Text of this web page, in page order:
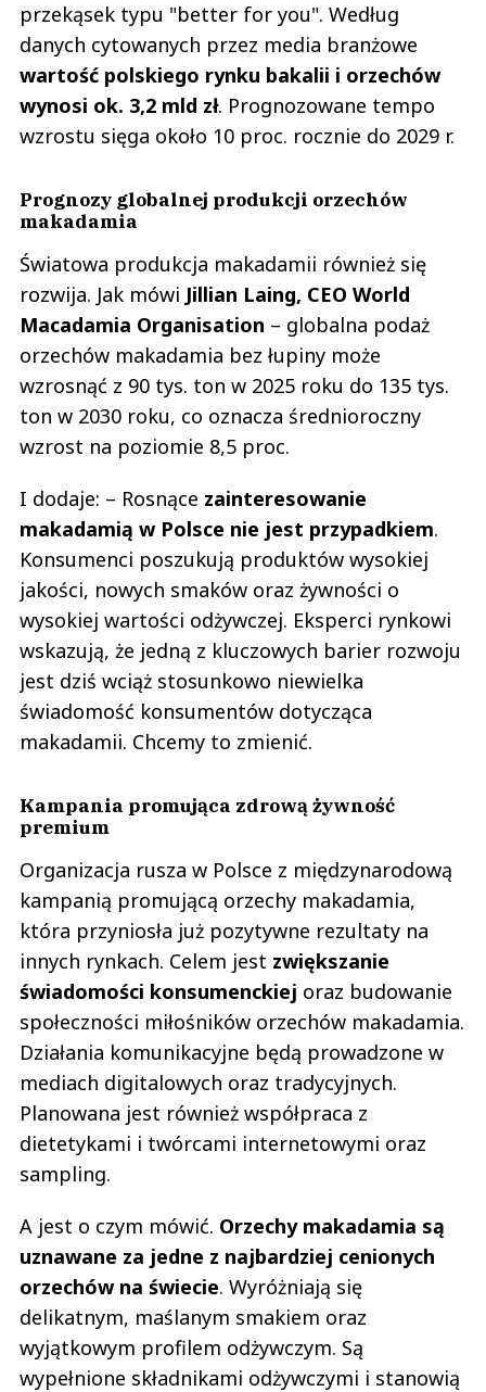
przekąsek typu "better for you". Według
danych cytowanych przez media branżowe
wartość polskiego rynku bakalii i orzechów
wynosi ok. 3,2 mld zł. Prognozowane tempo
wzrostu sięga około 10 proc. rocznie do 2029 r.
Prognozy globalnej produkcji orzechów
makadamia
Światowa produkcja makadamii również się
rozwija. Jak mówi Jillian Laing, CEO World
Macadamia Organisation – globalna podaż
orzechów makadamia bez łupiny może
wzrosnąć z 90 tys. ton w 2025 roku do 135 tys.
ton w 2030 roku, co oznacza średnioroczny
wzrost na poziomie 8,5 proc.
I dodaje: – Rosnące zainteresowanie
makadamią w Polsce nie jest przypadkiem.
Konsumenci poszukują produktów wysokiej
jakości, nowych smaków oraz żywności o
wysokiej wartości odżywczej. Eksperci rynkowi
wskazują, że jedną z kluczowych barier rozwoju
jest dziś wciąż stosunkowo niewielka
świadomość konsumentów dotycząca
makadamii. Chcemy to zmienić.
Kampania promująca zdrową żywność
premium
Organizacja rusza w Polsce z międzynarodową
kampanią promującą orzechy makadamia,
która przyniosła już pozytywne rezultaty na
innych rynkach. Celem jest zwiększanie
świadomości konsumenckiej oraz budowanie
społeczności miłośników orzechów makadamia.
Działania komunikacyjne będą prowadzone w
mediach digitalowych oraz tradycyjnych.
Planowana jest również współpraca z
dietetykami i twórcami internetowymi oraz
sampling.
A jest o czym mówić. Orzechy makadamia są
uznawane za jedne z najbardziej cenionych
orzechów na świecie. Wyróżniają się
delikatnym, maślanym smakiem oraz
wyjątkowym profilem odżywczym. Są
wypełnione składnikami odżywczymi i stanowią